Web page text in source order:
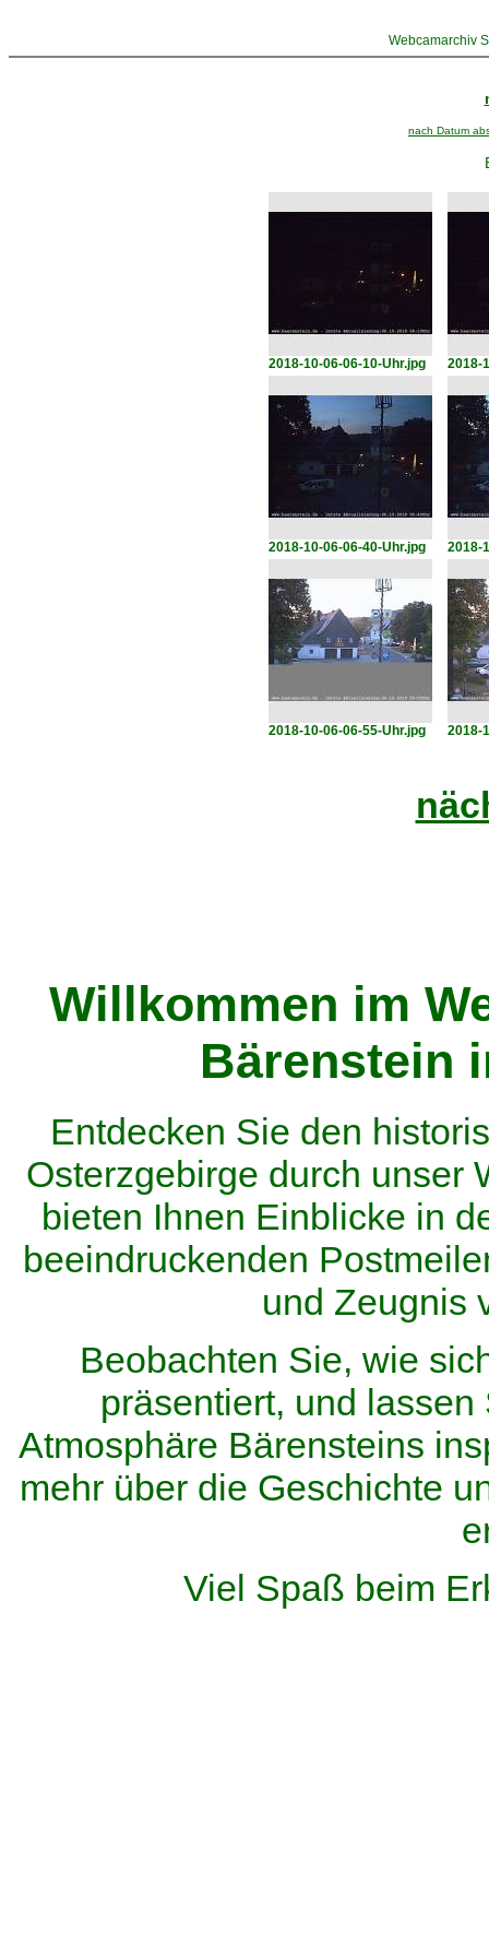
Webcamarchiv
nach Datum
2018-10-06-06-10-Uhr.jpg 2018-
2018-10-06-06-40-Uhr.jpg 2018-
2018-10-06-06-55-Uhr.jpg 2018-
Willkommen im
Bärenstein
Entdecken Sie den
Osterzgebirge durch unser
bieten Ihnen Einblicke in
beeindruckenden
und Zeugnis
Beobachten Sie, wie
präsentiert, und
Atmosphäre Bärensteins
mehr über die Geschichte
Viel Spaß beim